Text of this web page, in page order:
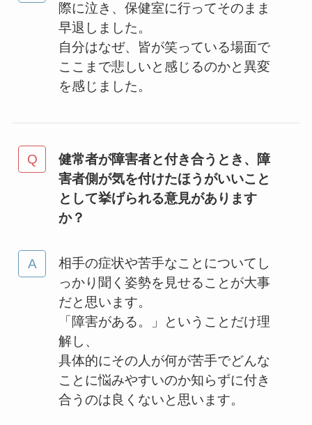
際に泣き、保健室に行ってそのまま
早退しました。
自分はなぜ、皆が笑っている場面で
ここまで悲しいと感じるのかと異変
を感じました。
健常者が障害者と付き合うとき、障
害者側が気を付けたほうがいいこと
として挙げられる意見があります
か？
相手の症状や苦手なことについてし
っかり聞く姿勢を見せることが大事
だと思います。
「障害がある。」ということだけ理
解し、
具体的にその人が何が苦手でどんな
ことに悩みやすいのか知らずに付き
合うのは良くないと思います。